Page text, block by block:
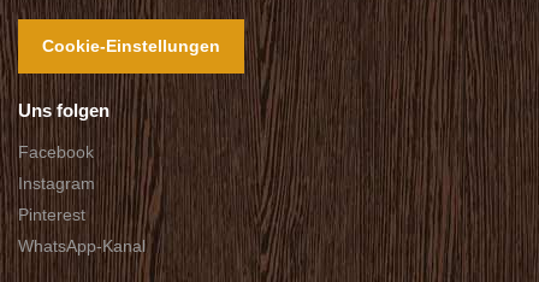
Cookie-Einstellungen
Uns folgen
Facebook
Instagram
Pinterest
WhatsApp-Kanal